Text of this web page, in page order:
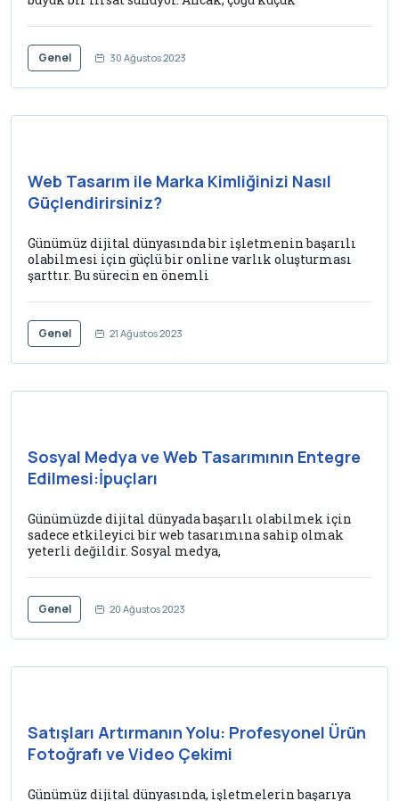
Genel 30 Ağustos 2023
Web Tasarım ile Marka Kimliğinizi Nasıl
Güçlendirirsiniz?
Günümüz dijital dünyasında bir işletmenin başarılı
olabilmesi için güçlü bir online varlık oluşturması
şarttır. Bu sürecin en önemli
Genel 21 Ağustos 2023
Sosyal Medya ve Web Tasarımının Entegre
Edilmesi:İpuçları
Günümüzde dijital dünyada başarılı olabilmek için
sadece etkileyici bir web tasarımına sahip olmak
yeterli değildir. Sosyal medya,
Genel 20 Ağustos 2023
Satışları Artırmanın Yolu: Profesyonel Ürün
Fotoğrafı ve Video Çekimi
Günümüz dijital dünyasında, işletmelerin başarıya